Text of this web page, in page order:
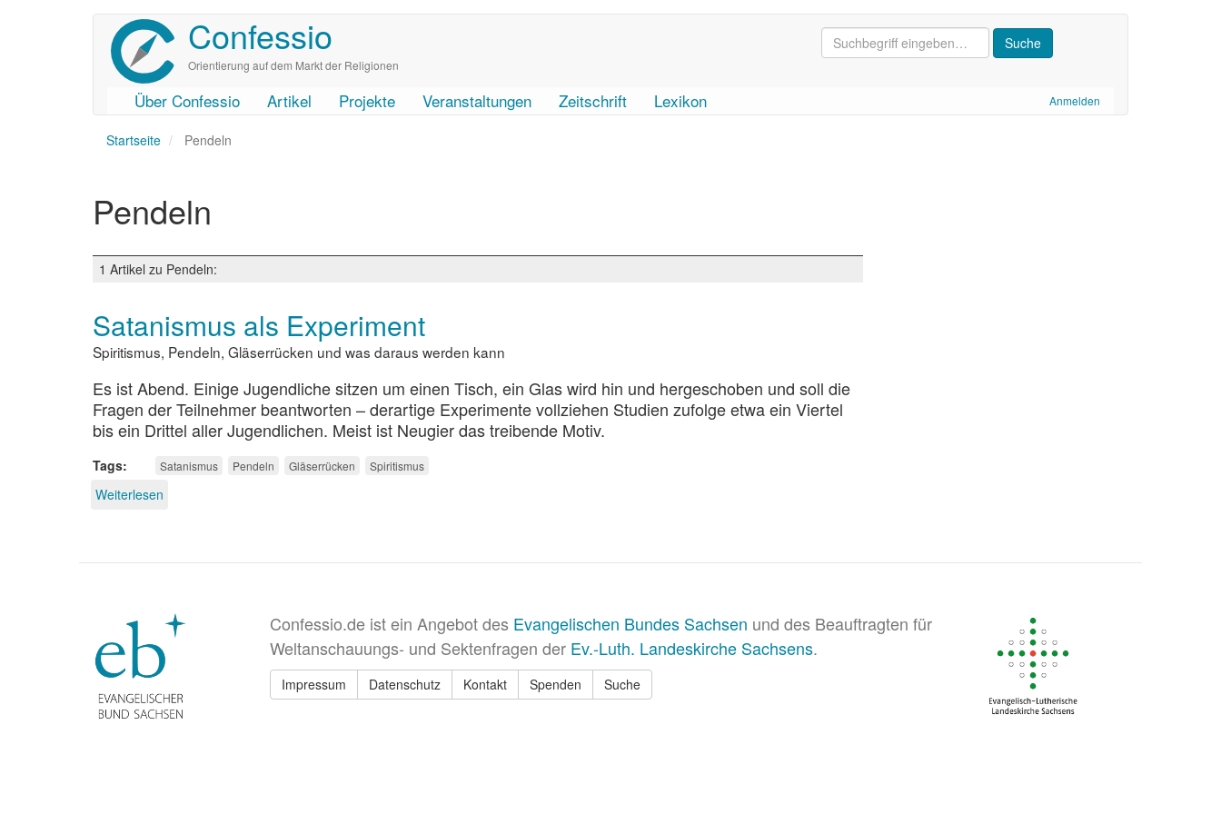
Confessio
Orientierung auf dem Markt der Religionen
User
account
Anmelden
Main
navigation
Über Confessio Artikel Projekte Veranstaltungen Zeitschrift Lexikon
Startseite Pendeln
Pendeln
1 Artikel zu Pendeln:
Satanismus als Experiment
Spiritismus, Pendeln, Gläserrücken und was daraus werden kann
Es ist Abend. Einige Jugendliche sitzen um einen Tisch, ein Glas wird hin und hergeschoben und soll die
Fragen der Teilnehmer beantworten – derartige Experimente vollziehen Studien zufolge etwa ein Viertel
bis ein Drittel aller Jugendlichen. Meist ist Neugier das treibende Motiv.
Tags Satanismus Pendeln Gläserrücken Spiritismus
Weiterlesen
Confessio.de ist ein Angebot des Evangelischen Bundes Sachsen und des Beauftragten für
Weltanschauungs- und Sektenfragen der Ev.-Luth. Landeskirche Sachsens.
Impressum Datenschutz Kontakt Spenden Suche